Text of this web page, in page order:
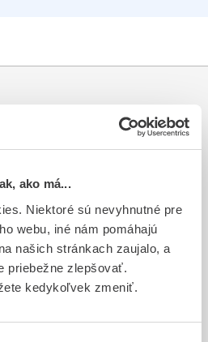
ako má...
Niektoré sú nevyhnutné pre
webu, iné nám pomáhajú
našich stránkach zaujalo, a
priebežne zlepšovať.
kedykoľvek zmeniť.